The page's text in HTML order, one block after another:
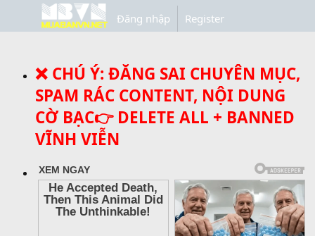
Đăng nhập Register
❌ CHÚ Ý: ĐĂNG SAI CHUYÊN MỤC,
SPAM RÁC CONTENT, NỘI DUNG
CỜ BẠC👉 DELETE ALL + BANNED
VĨNH VIỄN